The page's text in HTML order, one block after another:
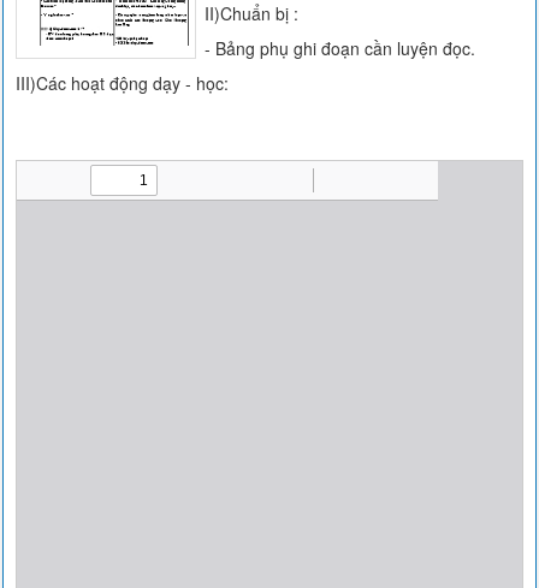
II)Chuẩn bị :
- Bảng phụ ghi đoạn cần luyện đọc.
III)Các hoạt động dạy - học: